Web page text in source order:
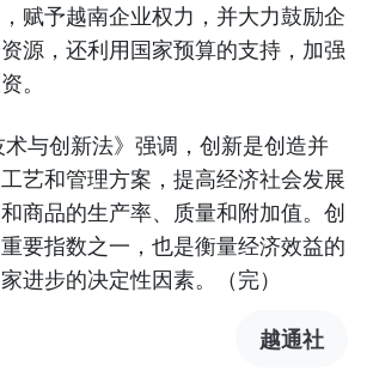
赋予越南企业权力，并大力鼓励企
源，还利用国家预算的支持，加强
。
与创新法》强调，创新是创造并
艺和管理方案，提高经济社会发展
商品的生产率、质量和附加值。创
要指数之一，也是衡量经济效益的
进步的决定性因素。（完）
越通社